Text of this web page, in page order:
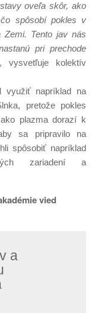
oveľa skôr, ako
spôsobí pokles v
Zemi. Tento jav nás
pri prechode
vysvetľuje kolektív
využiť napríklad na
pretože pokles
plazma dorazí k
sa pripravilo na
spôsobiť napríklad
zariadení a
vied
a